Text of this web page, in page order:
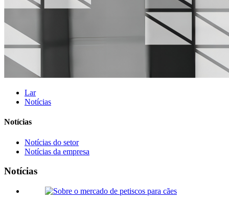
Lar
Notícias
Notícias
Notícias do setor
Notícias da empresa
Notícias